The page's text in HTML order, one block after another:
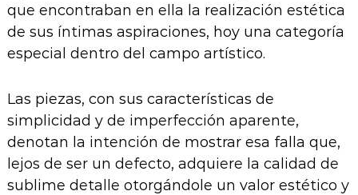
que encontraban en ella la realización estética
de sus íntimas aspiraciones, hoy una categoría
especial dentro del campo artístico.
Las piezas, con sus características de
simplicidad y de imperfección aparente,
denotan la intención de mostrar esa falla que,
lejos de ser un defecto, adquiere la calidad de
sublime detalle otorgándole un valor estético y